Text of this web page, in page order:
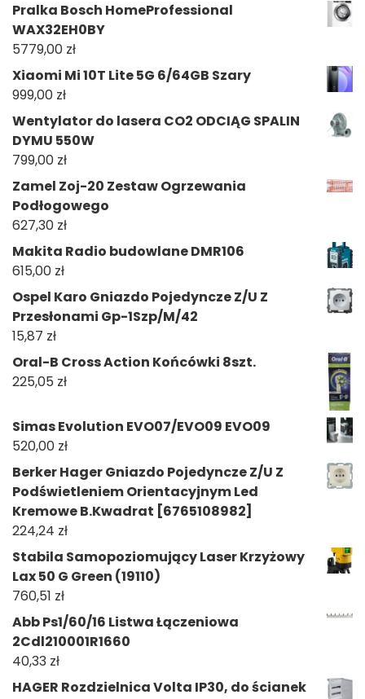
Pralka Bosch HomeProfessional
WAX32EH0BY
5779,00 zł
Xiaomi Mi 10T Lite 5G 6/64GB Szary
999,00 zł
Wentylator do lasera CO2 ODCIĄG SPALIN
DYMU 550W
799,00 zł
Zamel Zoj-20 Zestaw Ogrzewania
Podłogowego
627,30 zł
Makita Radio budowlane DMR106
615,00 zł
Ospel Karo Gniazdo Pojedyncze Z/U Z
Przesłonami Gp-1Szp/M/42
15,87 zł
Oral-B Cross Action Końcówki 8szt.
225,05 zł
Simas Evolution EVO07/EVO09 EVO09
520,00 zł
Berker Hager Gniazdo Pojedyncze Z/U Z
Podświetleniem Orientacyjnym Led
Kremowe B.Kwadrat [6765108982]
224,24 zł
Stabila Samopoziomujący Laser Krzyżowy
Lax 50 G Green (19110)
760,51 zł
Abb Ps1/60/16 Listwa Łączeniowa
2Cdl210001R1660
40,33 zł
HAGER Rozdzielnica Volta IP30, do ścianek